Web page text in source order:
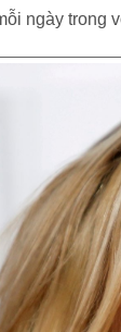
ngày trong